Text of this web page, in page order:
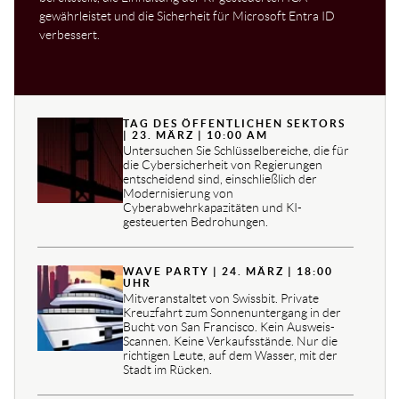
gewährleistet und die Sicherheit für Microsoft Entra ID
verbessert.
TAG DES ÖFFENTLICHEN SEKTORS
| 23. MÄRZ | 10:00 AM
Untersuchen Sie Schlüsselbereiche, die für
die Cybersicherheit von Regierungen
entscheidend sind, einschließlich der
Modernisierung von
Cyberabwehrkapazitäten und KI-
gesteuerten Bedrohungen.
WAVE PARTY | 24. MÄRZ | 18:00
UHR
Mitveranstaltet von Swissbit. Private
Kreuzfahrt zum Sonnenuntergang in der
Bucht von San Francisco. Kein Ausweis-
Scannen. Keine Verkaufsstände. Nur die
richtigen Leute, auf dem Wasser, mit der
Stadt im Rücken.